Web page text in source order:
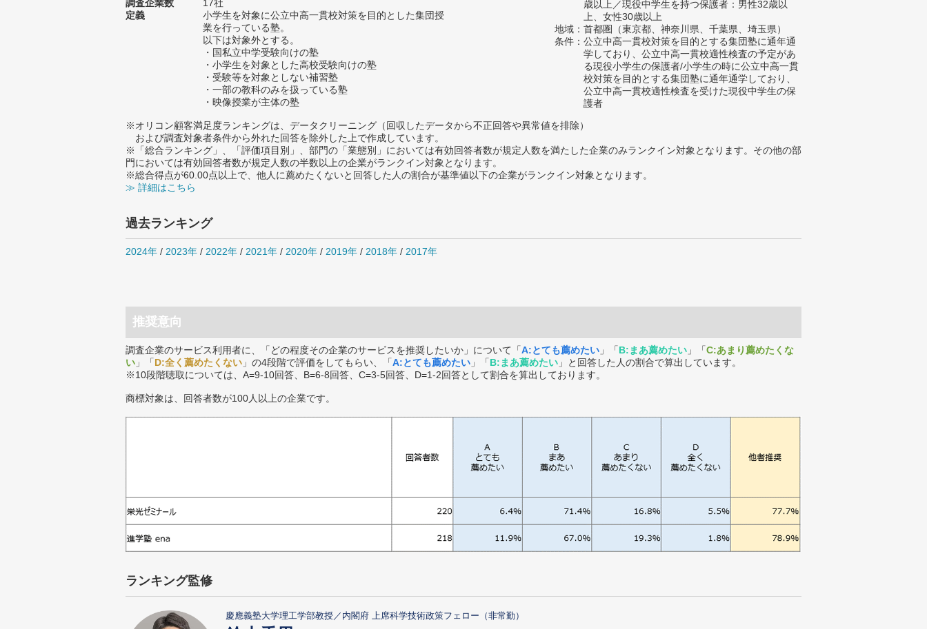
調査企業数
17社
定義
小学生を対象に公立中高一貫校対策を目的とした集団授
業を行っている塾。
以下は対象外とする。
・国私立中学受験向けの塾
・小学生を対象とした高校受験向けの塾
・受験等を対象としない補習塾
・一部の教科のみを扱っている塾
・映像授業が主体の塾
歳以上／現役中学生を持つ保護者：男性32歳以
上、女性30歳以上
地域：首都圏（東京都、神奈川県、千葉県、埼玉県）
条件：公立中高一貫校対策を目的とする集団塾に通年通
学しており、公立中高一貫校適性検査の予定があ
る現役小学生の保護者/小学生の時に公立中高一貫
校対策を目的とする集団塾に通年通学しており、
公立中高一貫校適性検査を受けた現役中学生の保
護者
※オリコン顧客満足度ランキングは、データクリーニング（回収したデータから不正回答や異常値を排除）
および調査対象者条件から外れた回答を除外した上で作成しています。
※「総合ランキング」、「評価項目別」、部門の「業態別」においては有効回答者数が規定人数を満たした企業のみランクイン対象となります。その他の部
門においては有効回答者数が規定人数の半数以上の企業がランクイン対象となります。
※総合得点が60.00点以上で、他人に薦めたくないと回答した人の割合が基準値以下の企業がランクイン対象となります。
≫ 詳細はこちら
過去ランキング
2024年 / 2023年 / 2022年 / 2021年 / 2020年 / 2019年 / 2018年 / 2017年
推奨意向
調査企業のサービス利用者に、「どの程度その企業のサービスを推奨したいか」について「A:とても薦めたい 」「B:まあ薦めたい 」「C:あまり薦めたくな
い 」「D:全く薦めたくない 」の4段階で評価をしてもらい、「A:とても薦めたい 」「B:まあ薦めたい 」と回答した人の割合で算出しています。
※10段階聴取については、A=9-10回答、B=6-8回答、C=3-5回答、D=1-2回答として割合を算出しております。
商標対象は、回答者数が100人以上の企業です。
ランキング監修
慶應義塾大学理工学部教授／内閣府 上席科学技術政策フェロー（非常勤）